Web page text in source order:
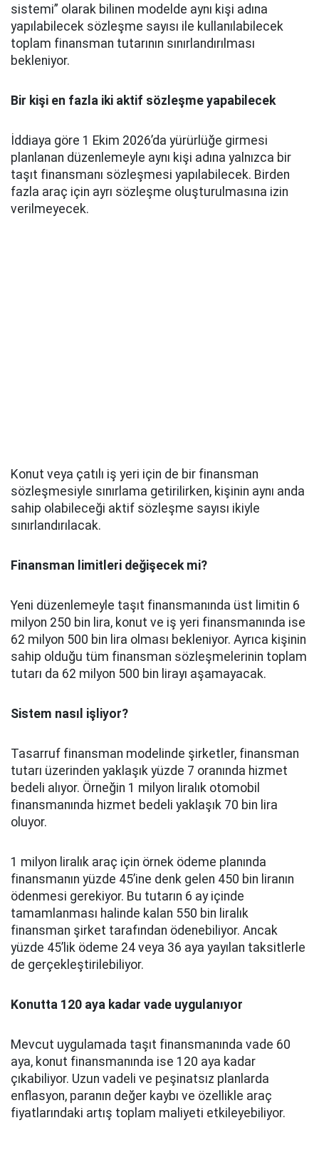
sistemi” olarak bilinen modelde aynı kişi adına
yapılabilecek sözleşme sayısı ile kullanılabilecek
toplam finansman tutarının sınırlandırılması
bekleniyor.
Bir kişi en fazla iki aktif sözleşme yapabilecek
İddiaya göre 1 Ekim 2026’da yürürlüğe girmesi
planlanan düzenlemeyle aynı kişi adına yalnızca bir
taşıt finansmanı sözleşmesi yapılabilecek. Birden
fazla araç için ayrı sözleşme oluşturulmasına izin
verilmeyecek.
Konut veya çatılı iş yeri için de bir finansman
sözleşmesiyle sınırlama getirilirken, kişinin aynı anda
sahip olabileceği aktif sözleşme sayısı ikiyle
sınırlandırılacak.
Finansman limitleri değişecek mi?
Yeni düzenlemeyle taşıt finansmanında üst limitin 6
milyon 250 bin lira, konut ve iş yeri finansmanında ise
62 milyon 500 bin lira olması bekleniyor. Ayrıca kişinin
sahip olduğu tüm finansman sözleşmelerinin toplam
tutarı da 62 milyon 500 bin lirayı aşamayacak.
Sistem nasıl işliyor?
Tasarruf finansman modelinde şirketler, finansman
tutarı üzerinden yaklaşık yüzde 7 oranında hizmet
bedeli alıyor. Örneğin 1 milyon liralık otomobil
finansmanında hizmet bedeli yaklaşık 70 bin lira
oluyor.
1 milyon liralık araç için örnek ödeme planında
finansmanın yüzde 45’ine denk gelen 450 bin liranın
ödenmesi gerekiyor. Bu tutarın 6 ay içinde
tamamlanması halinde kalan 550 bin liralık
finansman şirket tarafından ödenebiliyor. Ancak
yüzde 45’lik ödeme 24 veya 36 aya yayılan taksitlerle
de gerçekleştirilebiliyor.
Konutta 120 aya kadar vade uygulanıyor
Mevcut uygulamada taşıt finansmanında vade 60
aya, konut finansmanında ise 120 aya kadar
çıkabiliyor. Uzun vadeli ve peşinatsız planlarda
enflasyon, paranın değer kaybı ve özellikle araç
fiyatlarındaki artış toplam maliyeti etkileyebiliyor.